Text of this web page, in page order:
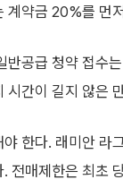
계약금 20%를 먼
반공급 청약 접수
시간이 길지 않은
한다. 래미안 라
. 전매제한은 최초